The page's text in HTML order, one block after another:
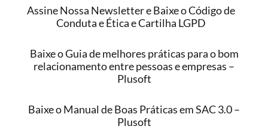
Assine Nossa Newsletter e Baixe o Código de
Conduta e Ética e Cartilha LGPD
Baixe o Guia de melhores práticas para o bom
relacionamento entre pessoas e empresas –
Plusoft
Baixe o Manual de Boas Práticas em SAC 3.0 –
Plusoft